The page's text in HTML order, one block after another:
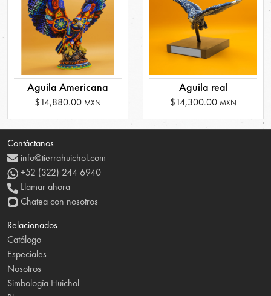
Aguila Americana
$14,880.00 MXN
Aguila real
$14,300.00 MXN
Contáctanos
info@tierrahuichol.com
+52 (322) 244 6940
Llamar ahora
Chatea con nosotros
Relacionados
Catálogo
Especiales
Nosotros
Simbología Huichol